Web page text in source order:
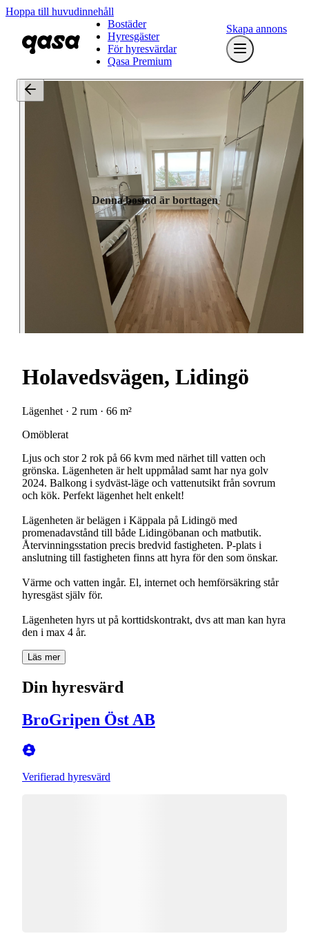
Hoppa till huvudinnehåll
Bostäder
Hyresgäster
För hyresvärdar
Qasa Premium
Skapa annons
Denna bostad är borttagen
Holavedsvägen, Lidingö
Lägenhet · 2 rum · 66 m²
Omöblerat
Ljus och stor 2 rok på 66 kvm med närhet till vatten och
grönska. Lägenheten är helt uppmålad samt har nya golv
2024. Balkong i sydväst-läge och vattenutsikt från sovrum
och kök. Perfekt lägenhet helt enkelt!
Lägenheten är belägen i Käppala på Lidingö med
promenadavstånd till både Lidingöbanan och matbutik.
Återvinningsstation precis bredvid fastigheten. P-plats i
anslutning till fastigheten finns att hyra för den som önskar.
Värme och vatten ingår. El, internet och hemförsäkring står
hyresgäst själv för.
Lägenheten hyrs ut på korttidskontrakt, dvs att man kan hyra
den i max 4 år.
Läs mer
Din hyresvärd
BroGripen Öst AB
Verifierad hyresvärd